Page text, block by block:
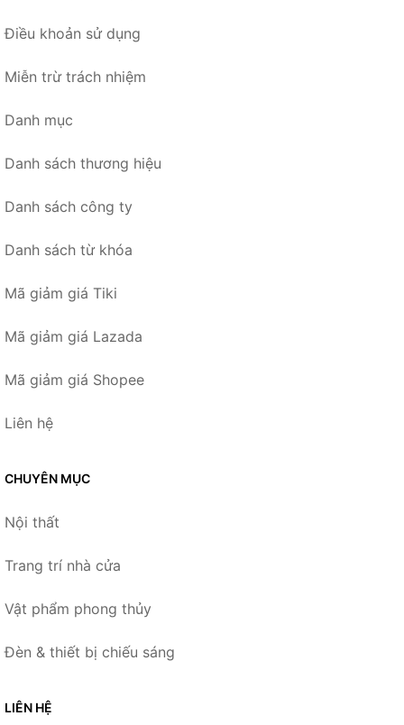
Điều khoản sử dụng
Miễn trừ trách nhiệm
Danh mục
Danh sách thương hiệu
Danh sách công ty
Danh sách từ khóa
Mã giảm giá Tiki
Mã giảm giá Lazada
Mã giảm giá Shopee
Liên hệ
CHUYÊN MỤC
Nội thất
Trang trí nhà cửa
Vật phẩm phong thủy
Đèn & thiết bị chiếu sáng
LIÊN HỆ